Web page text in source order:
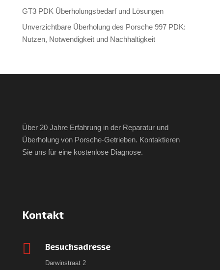
GT3 PDK Überholungsbedarf und Lösungen
Unverzichtbare Überholung des Porsche 997 PDK:
Nutzen, Notwendigkeit und Nachhaltigkeit
Über 20 Jahre Erfahrung in der Reparatur und
Überholung von Porsche-Getrieben. Kontaktieren
Sie uns für eine kostenlose Diagnose.
Kontakt
 Besuchsadresse
Darwinstraat 2